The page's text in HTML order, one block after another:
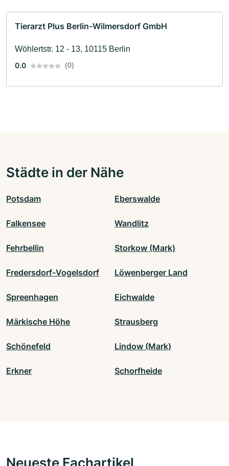
Tierarzt Plus Berlin-Wilmersdorf GmbH
Wöhlertstr. 12 - 13, 10115 Berlin
0.0
(0)
Städte in der Nähe
Potsdam Eberswalde
Falkensee Wandlitz
Fehrbellin Storkow (Mark)
Fredersdorf-Vogelsdorf Löwenberger Land
Spreenhagen Eichwalde
Märkische Höhe Strausberg
Schönefeld Lindow (Mark)
Erkner Schorfheide
Neueste Fachartikel